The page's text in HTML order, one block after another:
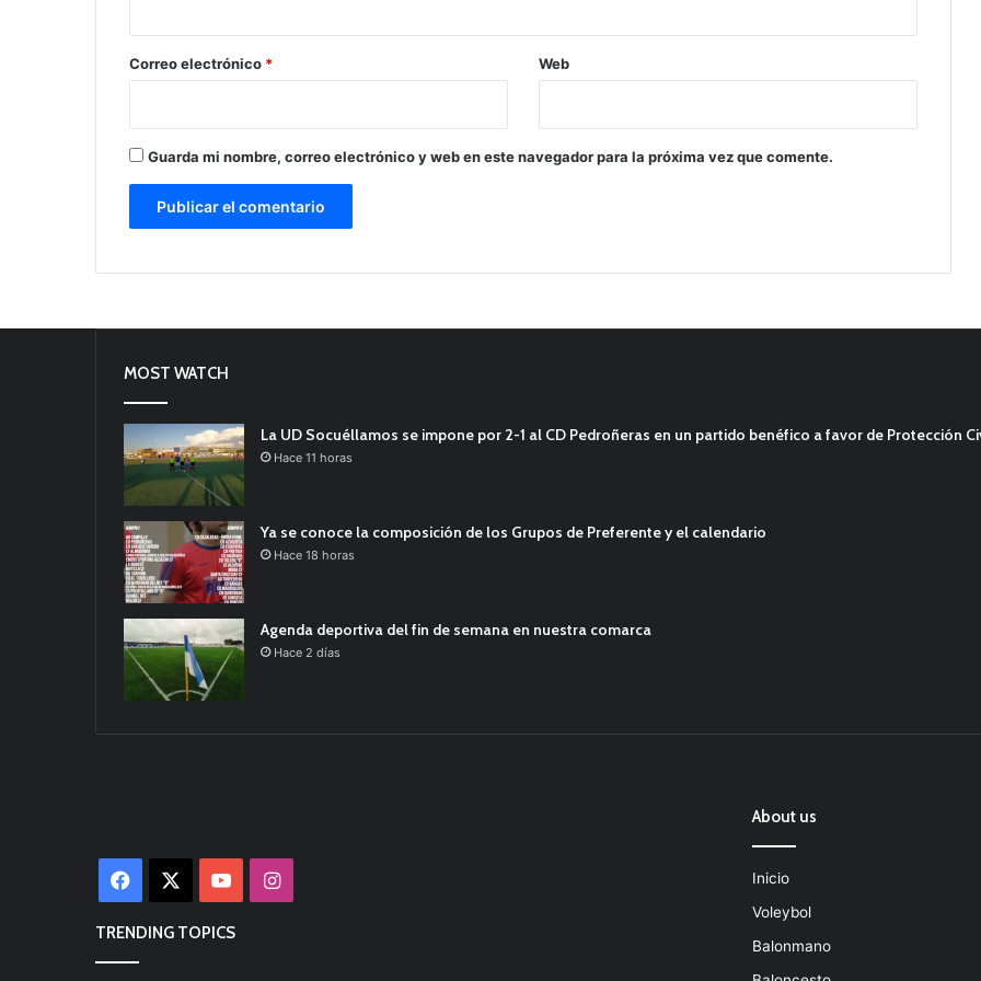
*
Correo electrónico * Web
Guarda mi nombre, correo electrónico y web en este navegador para la próxima vez que comente.
MOST WATCH
La UD Socuéllamos se impone por 2-1 al CD Pedroñeras en un partido benéfico a favor de Protección
Hace 11 horas
Ya se conoce la composición de los Grupos de Preferente y el calendario
Hace 18 horas
Agenda deportiva del fin de semana en nuestra comarca
Hace 2 días
Facebook YouTubeInstagram
TRENDING TOPICS
About us
Inicio
Voleybol
Balonmano